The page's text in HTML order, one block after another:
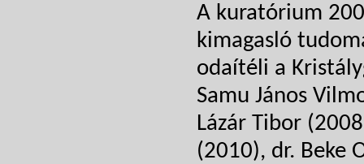
A kuratórium
kimagasló
odaítéli a
Samu János
Lázár Tibor
(2010), dr. Beke